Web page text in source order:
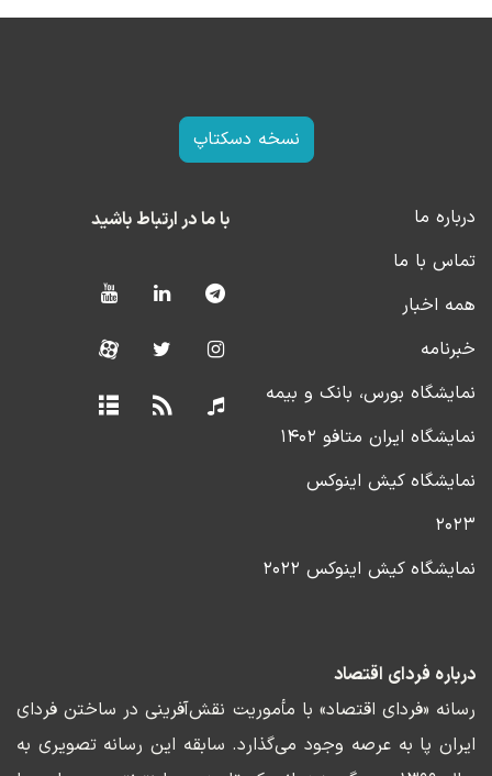
نسخه دسکتاپ
درباره ما
تماس با ما
همه اخبار
خبرنامه
نمایشگاه بورس، بانک و بیمه
نمایشگاه ایران متافو ۱۴۰۲
نمایشگاه کیش اینوکس
۲۰۲۳
نمایشگاه کیش اینوکس ۲۰۲۲
با ما در ارتباط باشید
درباره فردای اقتصاد
رسانه «فردای اقتصاد» با مأموریت نقش‌آفرینی در ساختن فردای
ایران پا به عرصه وجود می‌گذارد. سابقه این رسانه تصویری به